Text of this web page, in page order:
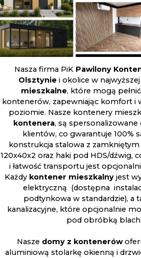
Nasza firma PiK Pawilony
Olsztynie i okolice w
mieszkalne, które mogą
kontenerów, zapewniając komfort i
poziomie. Nasze kontenery
kontenera, są
klientów, co gwarantuje 100%
konstrukcja stalowa z
120x40x2 oraz haki pod HDS/dźwig,
i łatwość transportu jest
Każdy kontener mieszkalny jest
elektryczną (dostępna
podtynkowa w standardzie), a
kanalizacyjne, które opcjonalnie
pod obróbką
Nasze domy z kontenerów
aluminiową stolarkę okienną i